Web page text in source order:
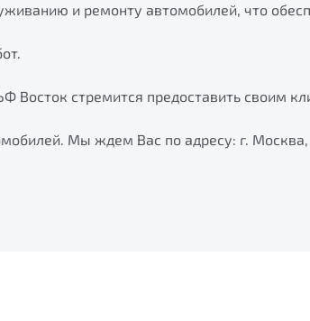
и ремонту автомобилей, что
Восток стремится предоставить своим
Мы ждем Вас по адресу: г. Москва,